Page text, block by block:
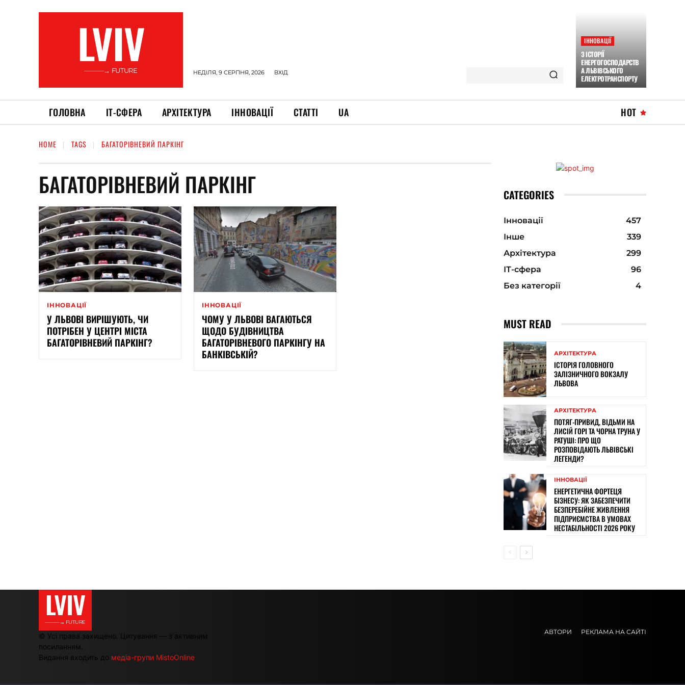
LVIV
———→ FUTURE НЕДІЛЯ, 9 СЕРПНЯ, 2026 ВХІД
ІННОВАЦІЇ
З ІСТОРІЇ
ЕНЕРГОГОСПОДАРСТВ
А ЛЬВІВСЬКОГО
ЕЛЕКТРОТРАНСПОРТУ
ГОЛОВНА ІТ-СФЕРА АРХІТЕКТУРА ІННОВАЦІЇ СТАТТІ UA HOT
HOME TAGS БАГАТОРІВНЕВИЙ ПАРКІНГ
БАГАТОРІВНЕВИЙ ПАРКІНГ
ІННОВАЦІЇ
У ЛЬВОВІ ВИРІШУЮТЬ, ЧИ
ПОТРІБЕН У ЦЕНТРІ МІСТА
БАГАТОРІВНЕВИЙ ПАРКІНГ?
ІННОВАЦІЇ
ЧОМУ У ЛЬВОВІ ВАГАЮТЬСЯ
ЩОДО БУДІВНИЦТВА
БАГАТОРІВНЕВОГО ПАРКІНГУ НА
БАНКІВСЬКІЙ?
CATEGORIES
Інновації
457
Інше
339
Архітектура
299
ІТ-сфера
96
Без категорії
4
MUST READ
АРХІТЕКТУРА
ІСТОРІЯ ГОЛОВНОГО
ЗАЛІЗНИЧНОГО ВОКЗАЛУ
ЛЬВОВА
АРХІТЕКТУРА
ПОТЯГ-ПРИВИД, ВІДЬМИ НА
ЛИСІЙ ГОРІ ТА ЧОРНА ТРУНА У
РАТУШІ: ПРО ЩО
РОЗПОВІДАЮТЬ ЛЬВІВСЬКІ
ЛЕГЕНДИ?
ІННОВАЦІЇ
ЕНЕРГЕТИЧНА ФОРТЕЦЯ
БІЗНЕСУ: ЯК ЗАБЕЗПЕЧИТИ
БЕЗПЕРЕБІЙНЕ ЖИВЛЕННЯ
ПІДПРИЄМСТВА В УМОВАХ
НЕСТАБІЛЬНОСТІ 2026 РОКУ
LVIV
———→ FUTURE
© Усі права захищено. Цитування — з активним
посиланням.
Видання входить до медіа-групи MistoOnline
АВТОРИ РЕКЛАМА НА САЙТІ